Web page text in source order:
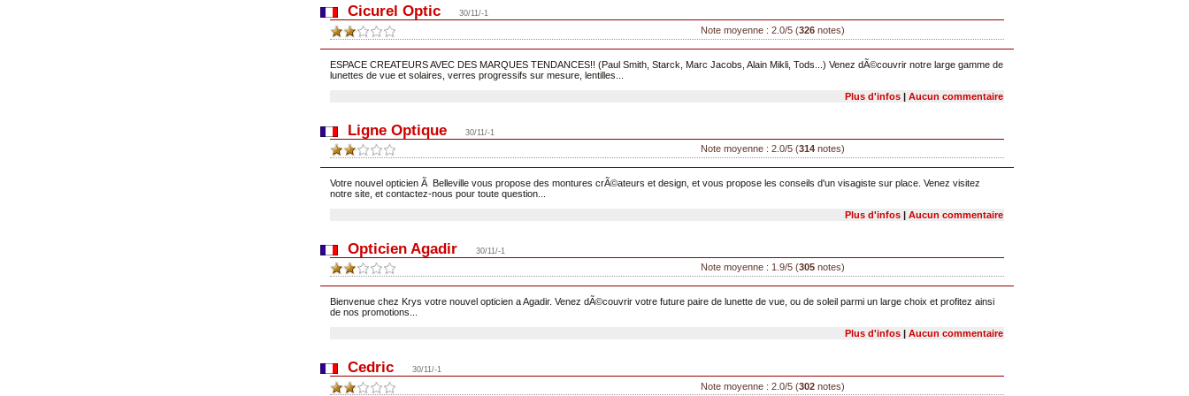
Cicurel Optic 30/11/-1
Note moyenne : 2.0/5 (326 notes)
ESPACE CREATEURS AVEC DES MARQUES TENDANCES!! (Paul Smith, Starck, Marc Jacobs, Alain Mikli, Tods...) Venez dÃ©couvrir notre large gamme de
lunettes de vue et solaires, verres progressifs sur mesure, lentilles...
Plus d'infos |Aucun commentaire
Ligne Optique 30/11/-1
Note moyenne : 2.0/5 (314 notes)
Votre nouvel opticien Ã Belleville vous propose des montures crÃ©ateurs et design, et vous propose les conseils d'un visagiste sur place. Venez visitez
notre site, et contactez-nous pour toute question...
Plus d'infos |Aucun commentaire
Opticien Agadir 30/11/-1
Note moyenne : 1.9/5 (305 notes)
Bienvenue chez Krys votre nouvel opticien a Agadir. Venez dÃ©couvrir votre future paire de lunette de vue, ou de soleil parmi un large choix et profitez ainsi
de nos promotions...
Plus d'infos |Aucun commentaire
Cedric 30/11/-1
Note moyenne : 2.0/5 (302 notes)